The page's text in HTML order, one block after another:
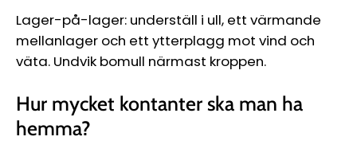
Lager-på-lager: underställ i ull, ett värmande
mellanlager och ett ytterplagg mot vind och
väta. Undvik bomull närmast kroppen.
Hur mycket kontanter ska man ha
hemma?